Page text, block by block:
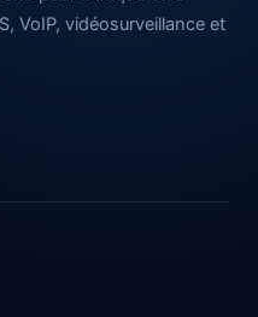
VoIP, vidéosurveillance et